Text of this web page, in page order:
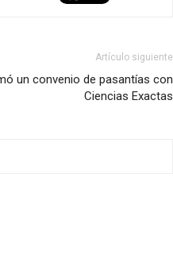
Artículo siguiente
un convenio de pasantías con
Ciencias Exactas